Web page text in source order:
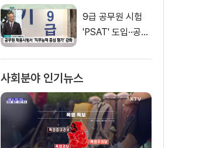
9급 공무원 시험
'PSAT' 도입··공정
사회분야 인기뉴스